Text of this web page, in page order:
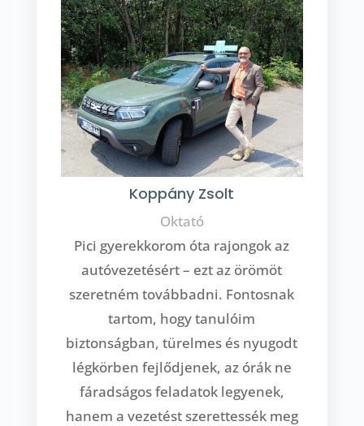
Koppány Zsolt
Oktató
Pici gyerekkorom óta rajongok az
autóvezetésért – ezt az örömöt
szeretném továbbadni. Fontosnak
tartom, hogy tanulóim
biztonságban, türelmes és nyugodt
légkörben fejlődjenek, az órák ne
fáradságos feladatok legyenek,
hanem a vezetést szerettessék meg